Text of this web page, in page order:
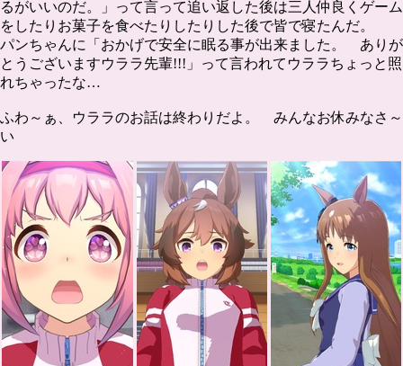
るがいいのだ。」って言って追い返した後は三人仲良くゲーム
をしたりお菓子を食べたりしたりした後で皆で寝たんだ。
パンちゃんに「おかげで安全に眠る事が出来ました。 ありが
とうございますウララ先輩!!!」って言われてウララちょっと照
れちゃったな…
ふわ～ぁ、ウララのお話は終わりだよ。 みんなお休みなさ～
い